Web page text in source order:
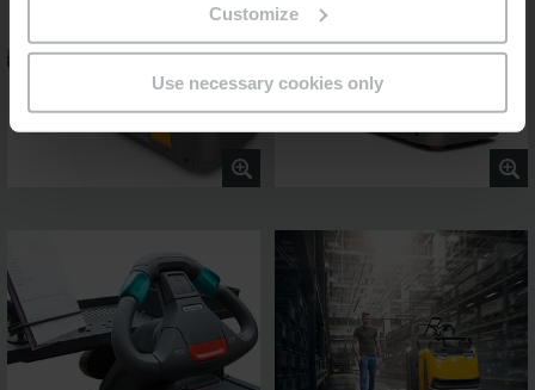
Customize
Use necessary cookies only